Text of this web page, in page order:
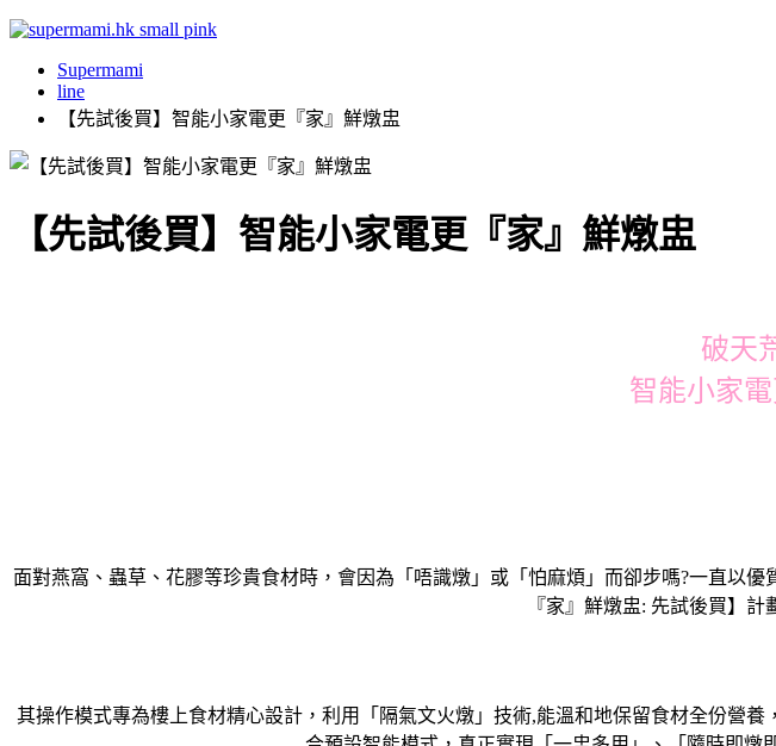
Supermami
line
【先試後買】智能小家電更『家』鮮燉盅
【先試後買】智能小家電更『家』鮮燉盅
破天
智能小家
面對燕窩、蟲草、花膠等珍貴食材時，會因為「唔識燉」或「怕麻煩」而卻步嗎?一直以
『家』鮮燉盅: 先試後買】
其操作模式專為樓上食材精心設計，利用「隔氣文火燉」技術,能溫和地保留食材全份營